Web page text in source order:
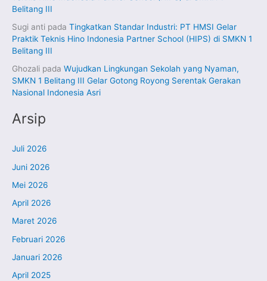
Belitang III
Sugi anti pada Tingkatkan Standar Industri: PT HMSI Gelar
Praktik Teknis Hino Indonesia Partner School (HIPS) di SMKN 1
Belitang III
Ghozali pada Wujudkan Lingkungan Sekolah yang Nyaman,
SMKN 1 Belitang III Gelar Gotong Royong Serentak Gerakan
Nasional Indonesia Asri
Arsip
Juli 2026
Juni 2026
Mei 2026
April 2026
Maret 2026
Februari 2026
Januari 2026
April 2025